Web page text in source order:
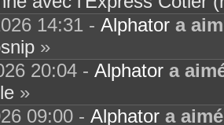
14:31 - Alphator a
»
20:04 - Alphator a
»
09:00 - Alphator a aimé